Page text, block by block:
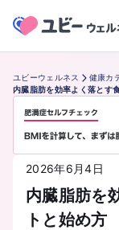
ユビーウェルネス 健康カ
内臓脂肪を効率よく落とす
2026年6月4日
内臓脂肪を
トと始め方